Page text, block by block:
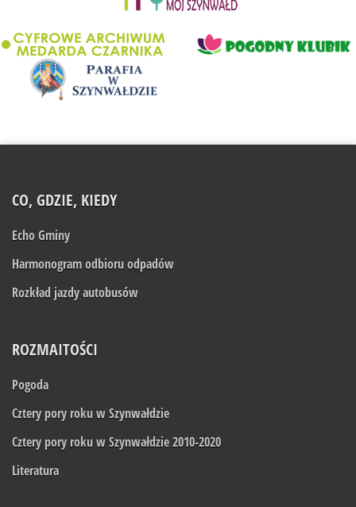
CO, GDZIE, KIEDY
Echo Gminy
Harmonogram odbioru odpadów
Rozkład jazdy autobusów
ROZMAITOŚCI
Pogoda
Cztery pory roku w Szynwałdzie
Cztery pory roku w Szynwałdzie 2010-2020
Literatura